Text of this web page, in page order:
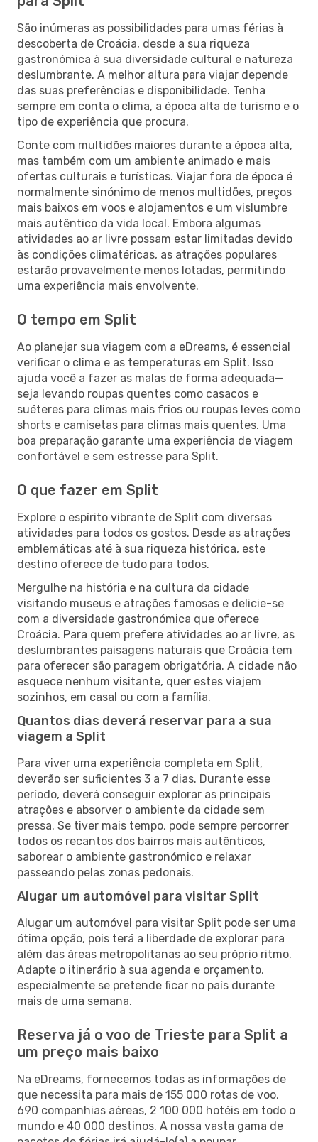
São inúmeras as possibilidades para umas férias à
descoberta de Croácia, desde a sua riqueza
gastronómica à sua diversidade cultural e natureza
deslumbrante. A melhor altura para viajar depende
das suas preferências e disponibilidade. Tenha
sempre em conta o clima, a época alta de turismo e o
tipo de experiência que procura.
Conte com multidões maiores durante a época alta,
mas também com um ambiente animado e mais
ofertas culturais e turísticas. Viajar fora de época é
normalmente sinónimo de menos multidões, preços
mais baixos em voos e alojamentos e um vislumbre
mais autêntico da vida local. Embora algumas
atividades ao ar livre possam estar limitadas devido
às condições climatéricas, as atrações populares
estarão provavelmente menos lotadas, permitindo
uma experiência mais envolvente.
O tempo em Split
Ao planejar sua viagem com a eDreams, é essencial
verificar o clima e as temperaturas em Split. Isso
ajuda você a fazer as malas de forma adequada—
seja levando roupas quentes como casacos e
suéteres para climas mais frios ou roupas leves como
shorts e camisetas para climas mais quentes. Uma
boa preparação garante uma experiência de viagem
confortável e sem estresse para Split.
O que fazer em Split
Explore o espírito vibrante de Split com diversas
atividades para todos os gostos. Desde as atrações
emblemáticas até à sua riqueza histórica, este
destino oferece de tudo para todos.
Mergulhe na história e na cultura da cidade
visitando museus e atrações famosas e delicie-se
com a diversidade gastronómica que oferece
Croácia. Para quem prefere atividades ao ar livre, as
deslumbrantes paisagens naturais que Croácia tem
para oferecer são paragem obrigatória. A cidade não
esquece nenhum visitante, quer estes viajem
sozinhos, em casal ou com a família.
Quantos dias deverá reservar para a sua
viagem a Split
Para viver uma experiência completa em Split,
deverão ser suficientes 3 a 7 dias. Durante esse
período, deverá conseguir explorar as principais
atrações e absorver o ambiente da cidade sem
pressa. Se tiver mais tempo, pode sempre percorrer
todos os recantos dos bairros mais autênticos,
saborear o ambiente gastronómico e relaxar
passeando pelas zonas pedonais.
Alugar um automóvel para visitar Split
Alugar um automóvel para visitar Split pode ser uma
ótima opção, pois terá a liberdade de explorar para
além das áreas metropolitanas ao seu próprio ritmo.
Adapte o itinerário à sua agenda e orçamento,
especialmente se pretende ficar no país durante
mais de uma semana.
Reserva já o voo de Trieste para Split a
um preço mais baixo
Na eDreams, fornecemos todas as informações de
que necessita para mais de 155 000 rotas de voo,
690 companhias aéreas, 2 100 000 hotéis em todo o
mundo e 40 000 destinos. A nossa vasta gama de